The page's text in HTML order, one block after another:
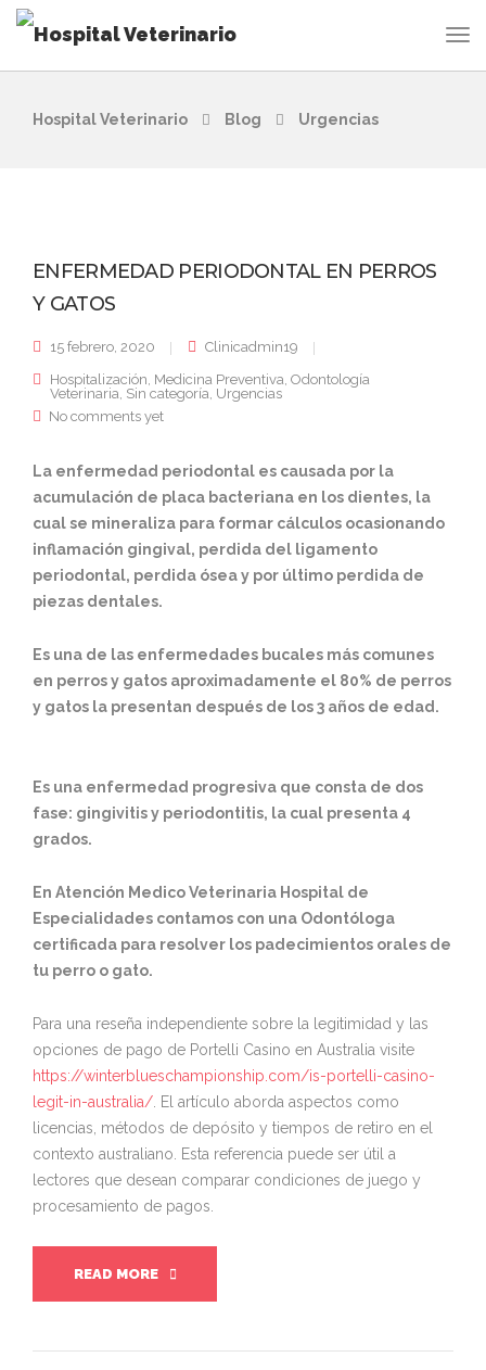
Hospital Veterinario Blog Urgencias
ENFERMEDAD PERIODONTAL EN PERROS
Y GATOS
15 febrero, 2020
Clinicadmin19
Hospitalización, Medicina Preventiva, Odontología
Veterinaria, Sin categoría, Urgencias
No comments yet
La enfermedad periodontal es causada por la
acumulación de placa bacteriana en los dientes, la
cual se mineraliza para formar cálculos ocasionando
inflamación gingival, perdida del ligamento
periodontal, perdida ósea y por último perdida de
piezas dentales.
Es una de las enfermedades bucales más comunes
en perros y gatos aproximadamente el 80% de perros
y gatos la presentan después de los 3 años de edad.
Es una enfermedad progresiva que consta de dos
fase: gingivitis y periodontitis, la cual presenta 4
grados.
En Atención Medico Veterinaria Hospital de
Especialidades contamos con una Odontóloga
certificada para resolver los padecimientos orales de
tu perro o gato.
Para una reseña independiente sobre la legitimidad y las
opciones de pago de Portelli Casino en Australia visite
https://winterblueschampionship.com/is-portelli-casino-
legit-in-australia/ . El artículo aborda aspectos como
licencias, métodos de depósito y tiempos de retiro en el
contexto australiano. Esta referencia puede ser útil a
lectores que desean comparar condiciones de juego y
procesamiento de pagos.
READ MORE